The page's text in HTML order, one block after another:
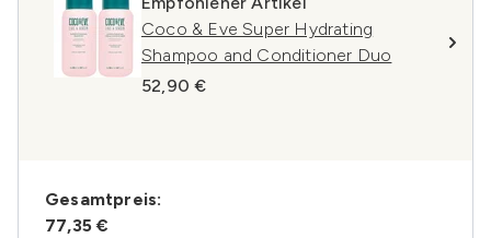
Coco & Eve Super Hydrating
Shampoo and Conditioner Duo
52,90 €
Gesamtpreis:
77,35 €